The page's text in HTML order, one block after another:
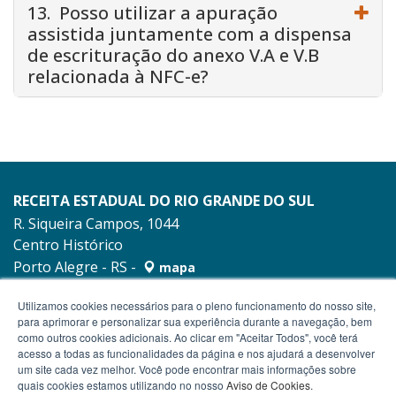
13. Posso utilizar a apuração
assistida juntamente com a dispensa
de escrituração do anexo V.A e V.B
relacionada à NFC-e?
RECEITA ESTADUAL DO RIO GRANDE DO SUL
R. Siqueira Campos, 1044
Centro Histórico
Porto Alegre - RS -
mapa
Utilizamos cookies necessários para o pleno funcionamento do nosso site,
para aprimorar e personalizar sua experiência durante a navegação, bem
como outros cookies adicionais. Ao clicar em "Aceitar Todos", você terá
acesso a todas as funcionalidades da página e nos ajudará a desenvolver
um site cada vez melhor. Você pode encontrar mais informações sobre
quais cookies estamos utilizando no nosso Aviso de Cookies.